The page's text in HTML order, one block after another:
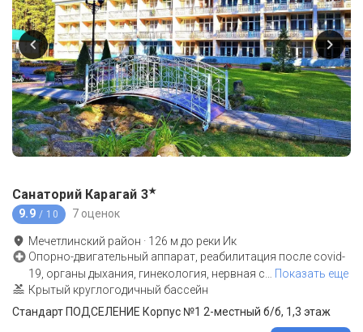
Санаторий Карагай 3★
9.9 / 10 7 оценок
Мечетлинский район · 126 м до реки Ик
Опорно-двигательный аппарат, реабилитация после covid-
19, органы дыхания, гинекология, нервная с
Показать еще
Крытый круглогодичный бассейн
Стандарт ПОДСЕЛЕНИЕ Корпус №1 2-местный б/б, 1,3 этаж